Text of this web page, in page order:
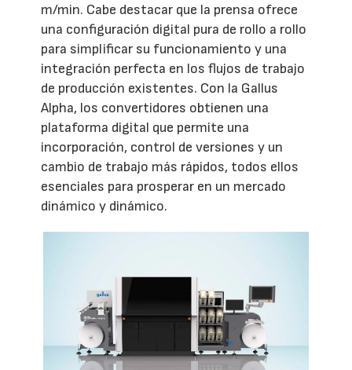
m/min. Cabe destacar que la prensa ofrece
una configuración digital pura de rollo a rollo
para simplificar su funcionamiento y una
integración perfecta en los flujos de trabajo
de producción existentes. Con la Gallus
Alpha, los convertidores obtienen una
plataforma digital que permite una
incorporación, control de versiones y un
cambio de trabajo más rápidos, todos ellos
esenciales para prosperar en un mercado
dinámico y dinámico.